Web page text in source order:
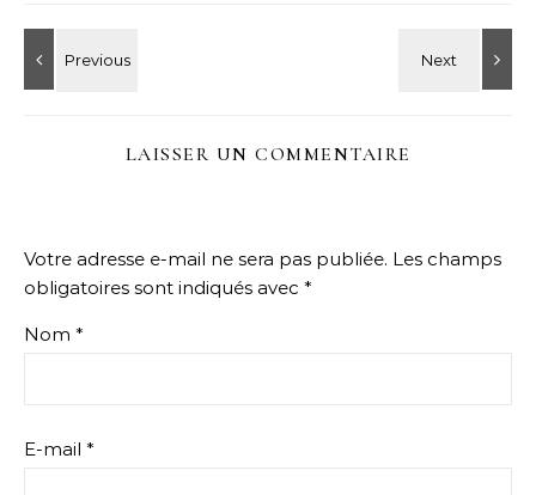
LAISSER UN COMMENTAIRE
Votre adresse e-mail ne sera pas publiée. Les champs
obligatoires sont indiqués avec *
Nom *
E-mail *